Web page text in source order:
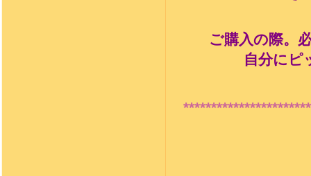
ご購入の際。
自分にピ